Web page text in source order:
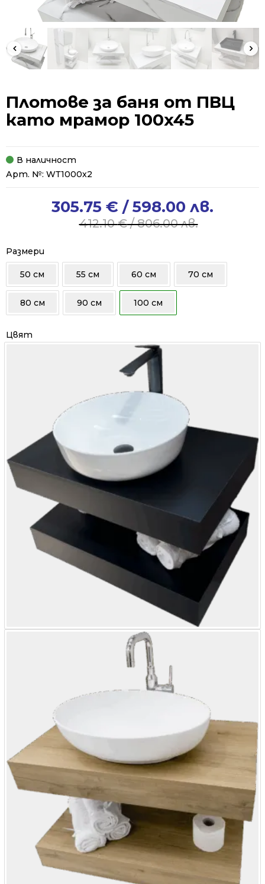
Плотове за баня от ПВЦ
като мрамор 100x45
В наличност
Арт. №: WТ1000x2
412.10€/ 806.00 лв.
412.10 €
/
806.00 лв..
305.75 € / 598.00 лв.
305.75 €
/
598.00 лв..
Размери
50 см 55 см 60 см 70 см
80 см 90 см 100 см
Цвят